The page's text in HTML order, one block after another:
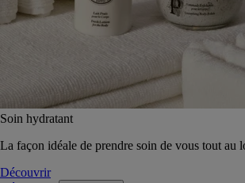
Soin hydratant
La façon idéale de prendre soin de vous tout au
Découvrir